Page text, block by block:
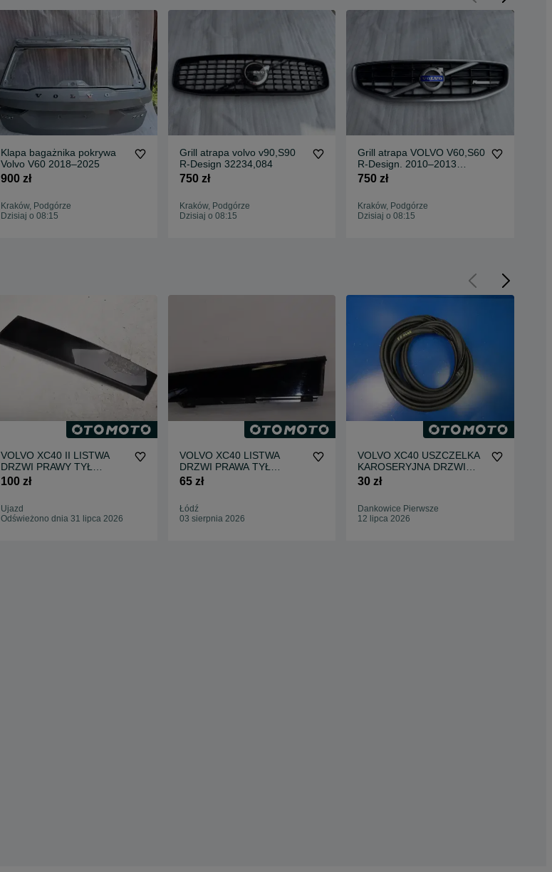
Klapa bagażnika pokrywa
Volvo V60 2018–2025
900 zł
Kraków, Podgórze
Dzisiaj o 08:15
Grill atrapa volvo v90,S90
R-Design 32234,084
750 zł
Kraków, Podgórze
Dzisiaj o 08:15
Grill atrapa VOLVO V60,S60
R-Design. 2010–2013
oryginał
750 zł
Kraków, Podgórze
Dzisiaj o 08:15
VOLVO XC40 II LISTWA
DRZWI PRAWY TYŁ
31448394 19R
100 zł
Ujazd
Odświeżono dnia 31 lipca 2026
VOLVO XC40 LISTWA
DRZWI PRAWA TYŁ
31448394
65 zł
Łódź
03 sierpnia 2026
VOLVO XC40 USZCZELKA
KAROSERYJNA DRZWI
PRAWA PRAWY PRZÓD
30 zł
Dankowice Pierwsze
12 lipca 2026